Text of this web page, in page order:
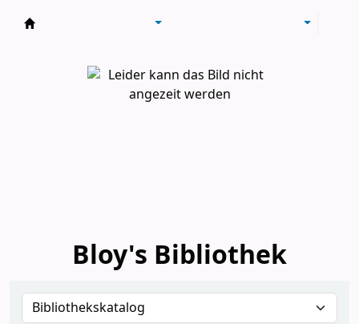
Bloy's Bibliothek